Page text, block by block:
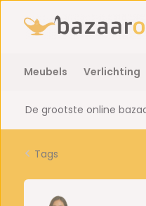
Meubels Verlichting
De grootste online
Tags